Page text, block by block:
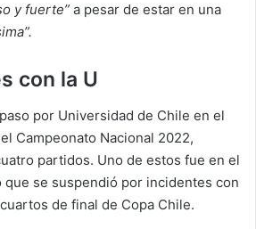
y fuerte” a pesar de estar en una
con la U
por Universidad de Chile en el
Campeonato Nacional 2022,
partidos. Uno de estos fue en el
que se suspendió por incidentes con
de final de Copa Chile.